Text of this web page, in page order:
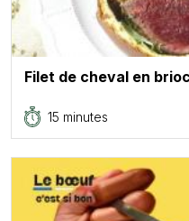
Filet de cheval en
15 minutes